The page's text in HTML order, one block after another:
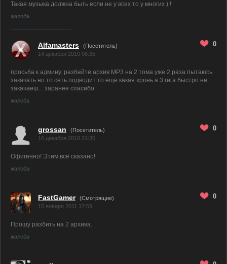
Такая музыка должна быть если не у всех то у многих ) !
жалоба
Alfamasters
(Посетитель)
14 декабря 2010 08:35
0
просьба к админу. разбейте архив MP3 на 2 тома уже 2 раза пытаюсь
закачать но то сеть подводит то еще какая хронь а 3 гига быстро не
закачаеш... заранее спасибо.
жалоба
grossan
(Посетитель)
16 декабря 2010 21:36
0
Офигенно! Этим всё сказано!
жалоба
FastGamer (Смотрящие)
15 января 2011 17:59
0
Прошу разбить на 2 архива.
жалоба